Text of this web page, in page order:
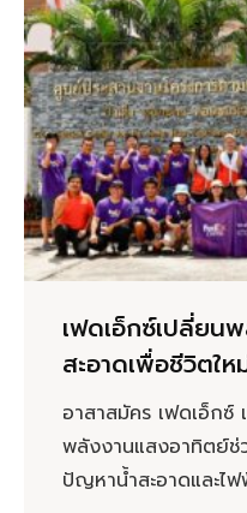
เฟดเอ็กซ์เปลี่ยน
สะอาดเพื่อชีวิตใ
อาสาสมัคร เฟดเอ็กซ์
พลังงานแสงอาทิตย์ช่
ปัญหาน้ำสะอาดและไฟ